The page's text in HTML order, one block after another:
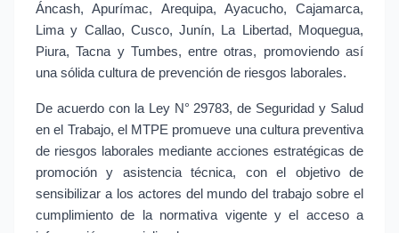
Áncash, Apurímac, Arequipa, Ayacucho, Cajamarca,
Lima y Callao, Cusco, Junín, La Libertad, Moquegua,
Piura, Tacna y Tumbes, entre otras, promoviendo así
una sólida cultura de prevención de riesgos laborales.
De acuerdo con la Ley N° 29783, de Seguridad y Salud
en el Trabajo, el MTPE promueve una cultura preventiva
de riesgos laborales mediante acciones estratégicas de
promoción y asistencia técnica, con el objetivo de
sensibilizar a los actores del mundo del trabajo sobre el
cumplimiento de la normativa vigente y el acceso a